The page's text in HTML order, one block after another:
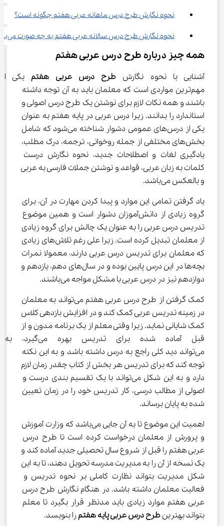
نحوه نگارش طرح درس ماهانه عربی هفتم چگونه است؟
نحوه نگارش طرح درس سالانه عربی هفتم به چه صورت می‌باشد؟
همه چیز درباره طرح درس عربی هفتم
آشنایی با نحوه نگارش طرح درس عربی هفتم یکی از
مهم‌ترین مواردی است که معلمان باید به آن توجه داشته
باشند و همه نکات لازم برای نوشتن یک طرح درس اصولی و
استاندارد را بدانند. زیرا درس عربی در پایه هفتم به عنوان
یکی از درس‌های عمومی دشوار شناخته می‌شود که شامل
بخش‌های مختلفی از جمله روخوانی، ترجمه، درک مطلب،
یادگیری لغات و اصطلاحات جدید، نحوه نگارش درست
کلمات به زبان عربی، قواعد و نوشتن جملات فارسی به عربی
و بالعکس می‌باشد.
یاد گرفتن تمامی این موارد و پیدا کردن مهارت در آن، برای
گروه زیادی از دانش‌آموزان دشوار است و همین موضوع
تدریس درس عربی را به عنوان یک چالش برای گروه زیادی
از معلمان تبدیل کرده است. زیرا علی رغم تلاش‌های زیادی
که معلمان برای تدریس درس عربی دارند، معمولا نمرات
بچه‌ها در این درس پایین بوده و در سال‌های دهم، یازدهم و
دوازدهم نیز در درس عربی با مشکل مواجه می‌باشند.
کمک گرفتن از طرح درس عربی هفتم می‌تواند به معلمان
در زمینه تدریس عربی کمک کند و در افزایش بازدهی کلاس
کمک شایانی نماید. زیرا وقتی معلم از یک برنامه مدون و از
قبل آماده شده برای تدریس
می‌تواند دید کلی راجع به درس داشته باشد و به این نکته
توجه کند که برای تدریس هر بخش از کتاب چقدر زمان لازم
دارد و به این شکل می‌تواند با یک تقسیم بندی درست و
اصولی از مطالب درسی، کار تدریس خود را در زمان تعیین
شده به پایان برساند.
اهمیت این موضوع تا به آن جایی می‌باشد که وزارت آموزش
و پرورش از معلمان درخواست کرده است تا طرح درس
عربی هفتم را قبل از شروع سال تحصیلی جدید آماده کند و
یک نسخه از آن را به مدیریت مدرسه تحویل دهند، تا به این
شکل مدیریت بتواند نظارت کاملی بر نحوه تدریس و
فعالیت معلمان داشته باشد. در هنگام نگارش طرح درس
عربی هفتم موارد زیادی باید مدنظر قرار بگیرد تا معلم
بتواند بهترین طرح درس عربی پایه هفتم را بنویسد.